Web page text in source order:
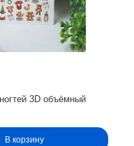
3D объёмный
В корзину